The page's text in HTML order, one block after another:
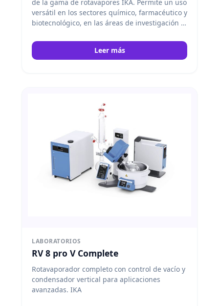
de la gama de rotavapores IKA. Permite un uso
versátil en los sectores químico, farmacéutico y
biotecnológico, en las áreas de investigación y
calidad, en laboratorios y en la construcción de
plantas. IKA
Leer más
LABORATORIOS
RV 8 pro V Complete
Rotavaporador completo con control de vacío y
condensador vertical para aplicaciones
avanzadas. IKA